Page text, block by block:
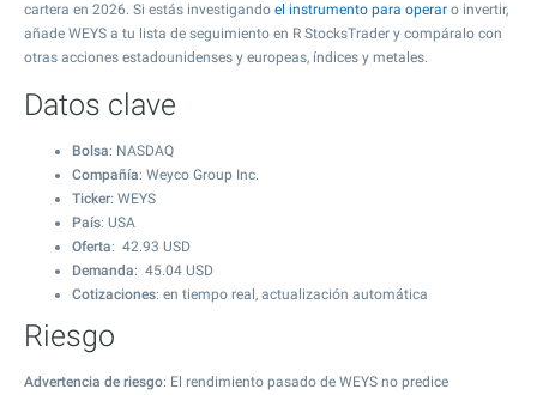
cartera en 2026. Si estás investigando el instrumento para operar o invertir,
añade WEYS a tu lista de seguimiento en R StocksTrader y compáralo con
otras acciones estadounidenses y europeas, índices y metales.
Datos clave
Bolsa: NASDAQ
Compañía: Weyco Group Inc.
Ticker: WEYS
País: USA
Oferta: 42.93 USD
Demanda: 45.04 USD
Cotizaciones: en tiempo real, actualización automática
Riesgo
Advertencia de riesgo: El rendimiento pasado de WEYS no predice